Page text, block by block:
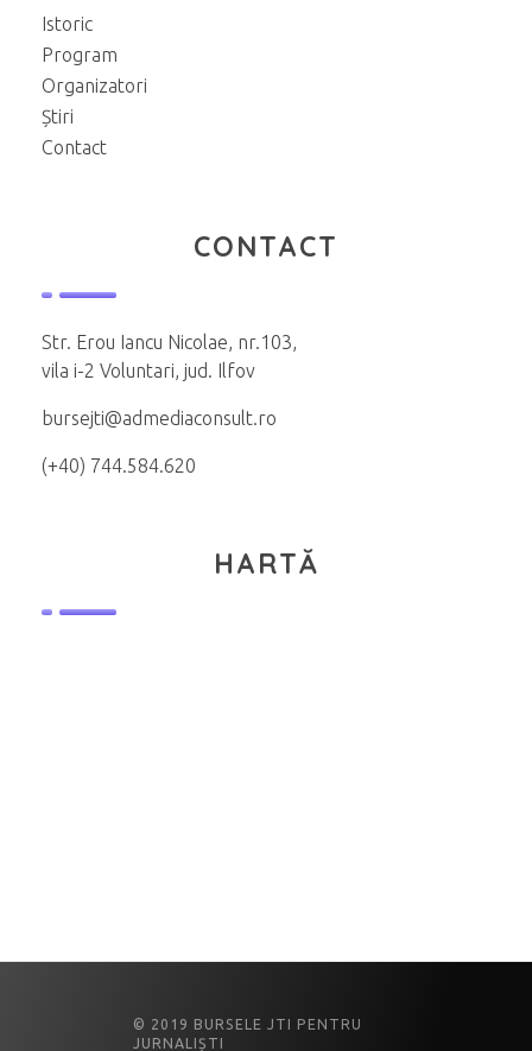
Istoric
Program
Organizatori
Știri
Contact
CONTACT
Str. Erou Iancu Nicolae, nr.103,
vila i-2 Voluntari, jud. Ilfov
bursejti@admediaconsult.ro
(+40) 744.584.620
HARTĂ
© 2019 BURSELE JTI PENTRU
JURNALIȘTI